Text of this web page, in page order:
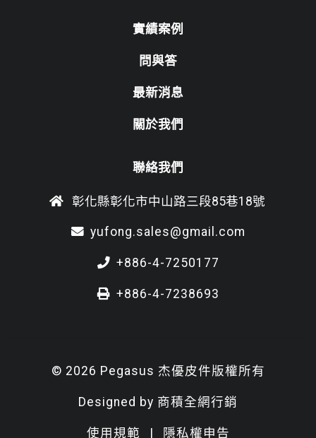
實績案例
問與答
最新消息
關於我們
聯絡我們
彰化縣彰化市中山路三段85巷18號
yufong.sales@gmail.com
+886-4-7250177
+886-4-7238693
© 2026 Pegasus 杰優皮件版權所有
Designed by 商積全網行銷
使用規範 隱私權申告